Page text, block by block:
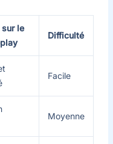
le
Difficulté
Facile
Moyenne